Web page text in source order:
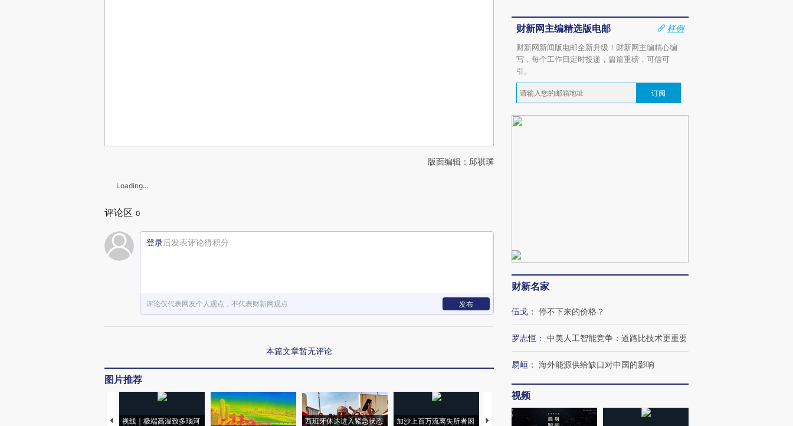
版面编辑：邱祺璞
Loading...
评论区 0
登录后发表评论得积分
评论仅代表网友个人观点，不代表财新网观点 发布
本篇文章暂无评论
图片推荐
视线｜极端高温致多瑙河
西班牙休达进入紧急状态
加沙上百万流离失所者困
视线｜HYROX的吸金
财新网主编精选版电邮
样例
财新网新闻版电邮全新升级！财新网主编精心编
写，每个工作日定时投递，篇篇重磅，可信可
引。
订阅
财新名家
伍戈 ： 停不下来的价格？
罗志恒 ： 中美人工智能竞争：道路比技术更重要
易峘 ： 海外能源供给缺口对中国的影响
视频